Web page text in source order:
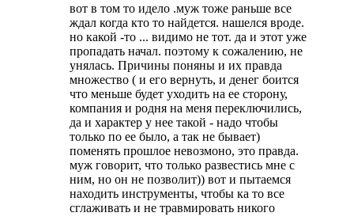
вот в том то идело .муж тоже раньше все
ждал когда кто то найдется. нашелся вроде.
но какой -то ... видимо не тот. да и этот уже
пропадать начал. поэтому к сожалению, не
унялась. Причины поняны и их правда
множество ( и его вернуть, и денег боится
что меньше будет уходить на ее сторону,
компания и родня на меня переключились,
да и характер у нее такой - надо чтобы
только по ее было, а так не бывает)
поменять прошлое невозмоно, это правда.
муж говорит, что только развестись мне с
ним, но он не позволит)) вот и пытаемся
находить инструменты, чтобы ка то все
сглаживать и не травмировать никого